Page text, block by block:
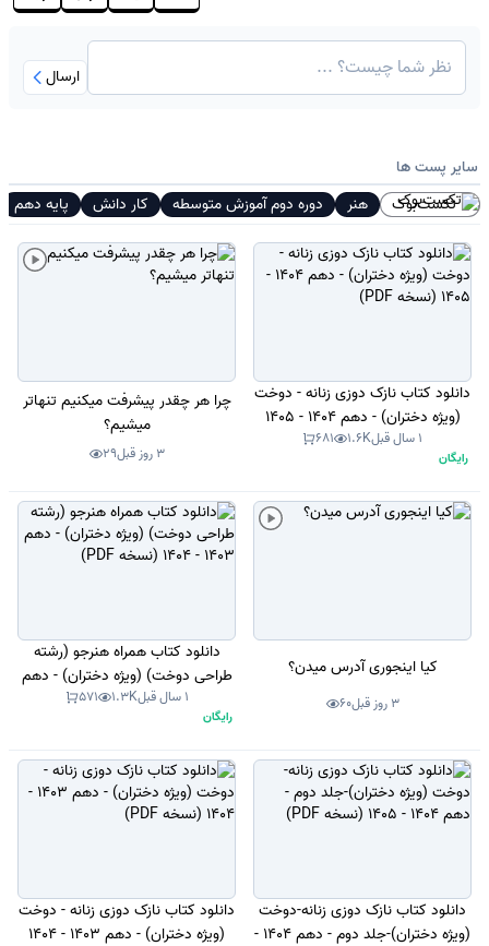
ارسال
سایر پست ها
تکست‌بوک هنر دوره دوم آموزش متوسطه کار دانش پایه دهم
دانلود کتاب نازک دوزی زنانه - دوخت
(ویژه دختران) - دهم 1404 - 1405
(نسخه PDF)
1 سال قبل 1.6K
681
رایگان
چرا هر چقدر پیشرفت میکنیم تنهاتر
میشیم؟
3 روز قبل 29
کیا اینجوری آدرس میدن؟
3 روز قبل 60
دانلود کتاب همراه هنرجو (رشته
طراحی دوخت) (ویژه دختران) - دهم
1403 - 1404 (نسخه PDF)
1 سال قبل 1.3K
571
رایگان
دانلود کتاب نازک دوزی زنانه-دوخت
(ویژه دختران)-جلد دوم - دهم 1404 -
دانلود کتاب نازک دوزی زنانه - دوخت
(ویژه دختران) - دهم 1403 - 1404